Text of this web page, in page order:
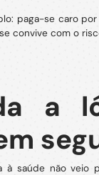
paga-se caro
convive com o
a
à saúde não veio